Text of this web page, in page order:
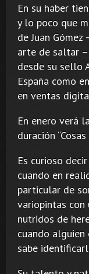
En su haber
y lo poco que
de Juan
arte de saltar
desde su sello
España como
en ventas
En enero verá
duración
Es curioso
cuando en
particular de
variopintas con
nutridos de
cuando alguien
sabe